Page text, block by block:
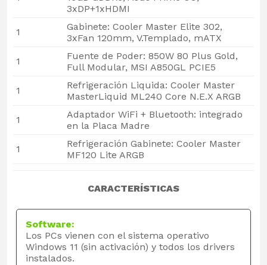
3xDP+1xHDMI
1
Gabinete: Cooler Master Elite 302,
3xFan 120mm, V.Templado, mATX
1
Fuente de Poder: 850W 80 Plus Gold,
Full Modular, MSI A850GL PCIE5
1
Refrigeración Liquida: Cooler Master
MasterLiquid ML240 Core N.E.X ARGB
1
Adaptador WiFi + Bluetooth: integrado
en la Placa Madre
1
Refrigeración Gabinete: Cooler Master
MF120 Lite ARGB
CARACTERÍSTICAS
Software:
Los PCs vienen con el sistema operativo
Windows 11 (sin activación) y todos los drivers
instalados.